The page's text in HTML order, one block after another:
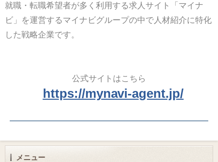
就職・転職希望者が多く利用する求人サイト「マイナ
ビ」を運営するマイナビグループの中で人材紹介に特化
した戦略企業です。
公式サイトはこちら
https://mynavi-agent.jp/
メニュー